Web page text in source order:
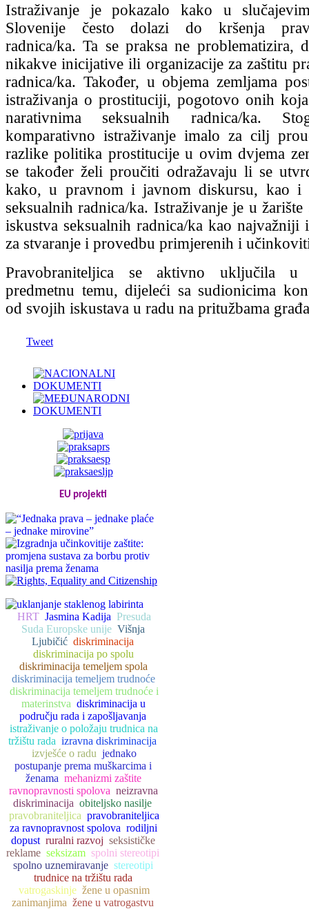
Istraživanje je pokazalo kako u
Slovenije često dolazi do kršenja
radnica/ka. Ta se praksa ne problematizira,
nikakve inicijative ili organizacije za zaštitu
radnica/ka. Također, u objema zemljama
istraživanja o prostituciji, pogotovo onih
narativnima seksualnih radnica/ka.
komparativno istraživanje imalo za cilj
razlike politika prostitucije u ovim dvjema
se također želi proučiti odražavaju li se
kako, u pravnom i javnom diskursu, kao i
seksualnih radnica/ka. Istraživanje je u
iskustva seksualnih radnica/ka kao najvažniji
za stvaranje i provedbu primjerenih i
Pravobraniteljica se aktivno uključila u
predmetnu temu, dijeleći sa sudionicima
od svojih iskustava u radu na pritužbama
Tweet
EU projekti
HRT Jasmina Kadija Presuda
Suda Europske unije Višnja
Ljubičić diskriminacija
diskriminacija po spolu
diskriminacija temeljem spola
diskriminacija temeljem trudnoće
diskriminacija temeljem trudnoće i
materinstva diskriminacija u
području rada i zapošljavanja
istraživanje o položaju trudnica na
tržištu rada izravna diskriminacija
izvješće o radu jednako
postupanje prema muškarcima i
ženama mehanizmi zaštite
ravnopravnosti spolova neizravna
diskriminacija obiteljsko nasilje
pravobraniteljica pravobraniteljica
za ravnopravnost spolova rodiljni
dopust ruralni razvoj seksističke
reklame seksizam spolni stereotipi
spolno uznemiravanje stereotipi
trudnice na tržištu rada
vatrogaskinje žene u opasnim
zanimanjima žene u vatrogastvu